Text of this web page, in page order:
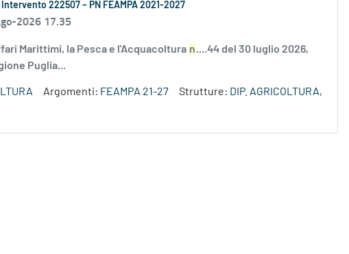
222507 – PN FEAMPA 2021-2027
2026 17.35
Marittimi, la Pesca e l'Acquacoltura n....44 del 30 luglio 2026,
Puglia...
Argomenti: FEAMPA 21-27 Strutture: DIP. AGRICOLTURA,